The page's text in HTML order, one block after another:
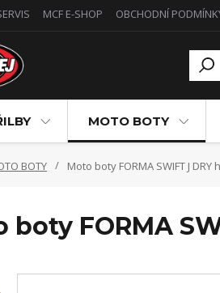
MCF E-SHOP OBCHODNÍ
MOTO BOTY
BOTY Moto boty FORMA SWIFT J
boty FORMA